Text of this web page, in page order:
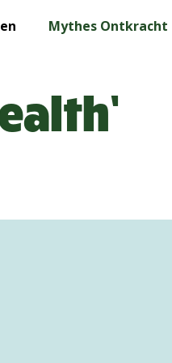
Mythes Ontkracht